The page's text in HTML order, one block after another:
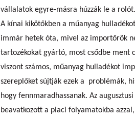
vállalatok egyre-másra húzzák le a rolót.
A kínai kikötőkben a műanyag
immár hetek óta, mivel az importőrök
tartozékokat gyártó, most csődbe ment
viszont számos, műanyag hulladékot
szereplőket sújtják ezek a problémák,
hogy fennmaradhassanak. Az
beavatkozott a piaci folyamatokba